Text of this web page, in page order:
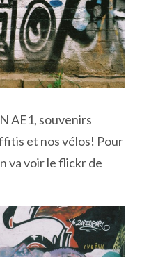
AE1, souvenirs
et nos vélos! Pour
va voir le flickr de